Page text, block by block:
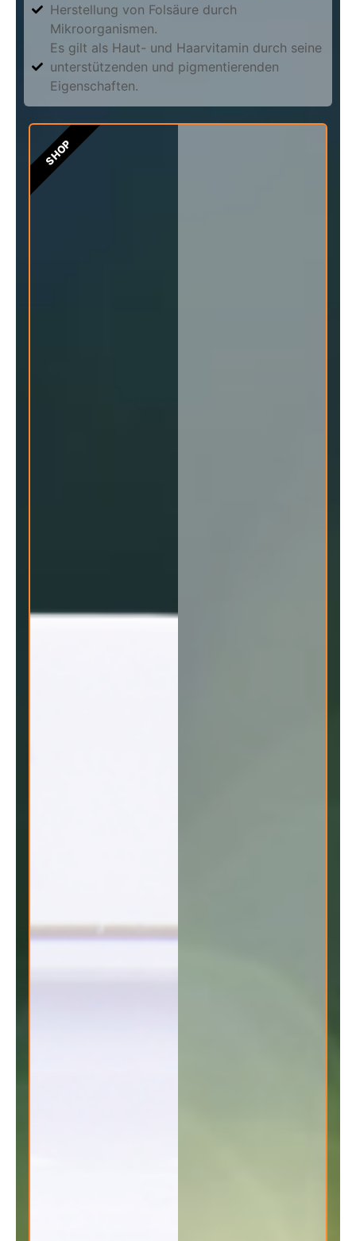
Herstellung von Folsäure durch
Mikroorganismen.
Es gilt als Haut- und Haarvitamin durch seine
unterstützenden und pigmentierenden
Eigenschaften.
SHOP